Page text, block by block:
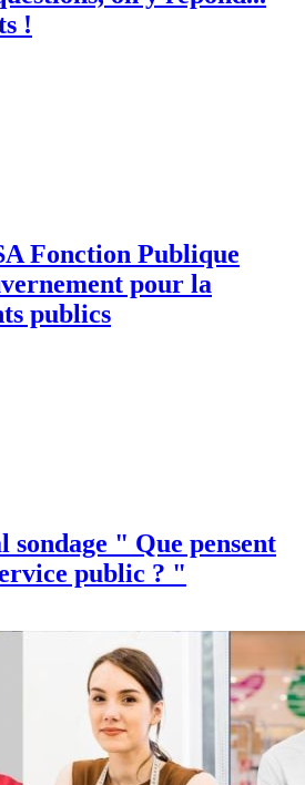
!
Fonction Publique
pour la
publics
sondage " Que pensent
public ? "